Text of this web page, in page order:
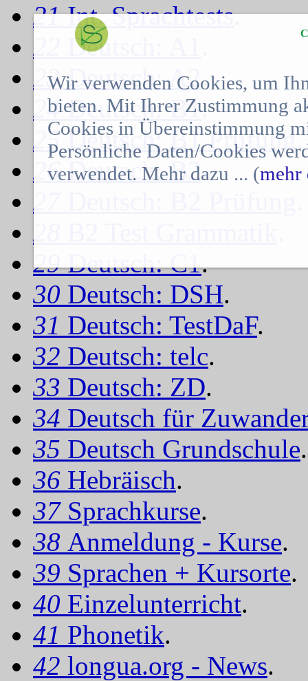
21Int. Sprachtests.
22
Deutsch: A1
23Deutsch: A2.
24Deutsch: B1.
25Deutsch: B1 Prüfung.
26Deutsch: B2.
27
28
29Deutsch: C1.
30 Deutsch: DSH.
31 Deutsch: TestDaF.
32 Deutsch: telc.
33 Deutsch: ZD.
34 Deutsch für
35 Deutsch Grundschule.
36 Hebräisch.
37 Sprachkurse.
38 Anmeldung - Kurse.
39 Sprachen + Kursorte.
40 Einzelunterricht.
41 Phonetik.
42 longua.org - News.
Wir verwenden Cookies, um
bieten. Mit Ihrer Zustimmung
Cookies in Übereinstimmung
Persönliche Daten/Cookies
verwendet. Mehr dazu ... (mehr